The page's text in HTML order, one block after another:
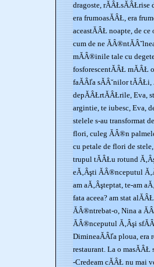
dragoste,
era frumoasĂÂŁ, era
aceastĂÂŁ noapte, de
cum de ne
mĂÂ®inile tale cu
fosforescentĂÂŁ
faĂÂľa sĂÂ˘nilor
depĂÂŁrtĂÂŁrile, Eva,
argintie, te iubesc, Eva,
stelele s-au transformat
flori, culeg ĂÂ®n
cu petale de flori de
trupul tĂÂŁu rotund
eĂ‚Âşti ĂÂ®nceputul
am aĂ‚Âşteptat, te-am
fata aceea? am stat
ĂÂ®ntrebat-o, Nina a
ĂÂ®nceputul Ă‚Âşi
DimineaĂÂľa ploua, era
restaurant. La o
-Credeam cĂÂŁ nu mai